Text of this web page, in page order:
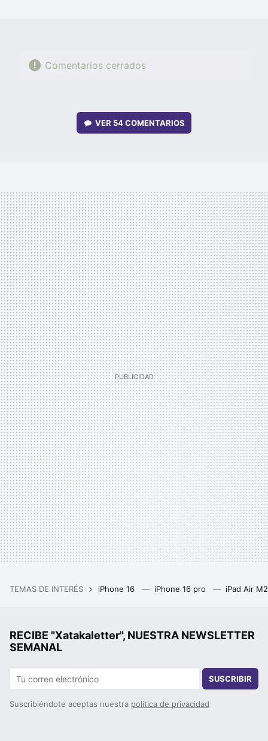
Comentarios cerrados
VER 54 COMENTARIOS
TEMAS DE INTERÉS iPhone 16 iPhone 16 pro iPad Air
RECIBE "Xatakaletter", NUESTRA NEWSLETTER
SEMANAL
SUSCRIBIR
Suscribiéndote aceptas nuestra política de privacidad